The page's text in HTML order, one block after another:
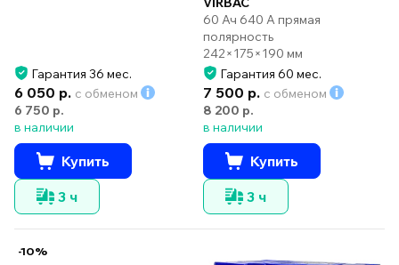
Гарантия 36 мес.
6 050 р. с обменом
6 750 р.
в наличии
Купить
3 ч
60 Ач 640 А прямая
полярность
242×175×190 мм
Гарантия 60 мес.
7 500 р. с обменом
8 200 р.
в наличии
Купить
3 ч
-10%